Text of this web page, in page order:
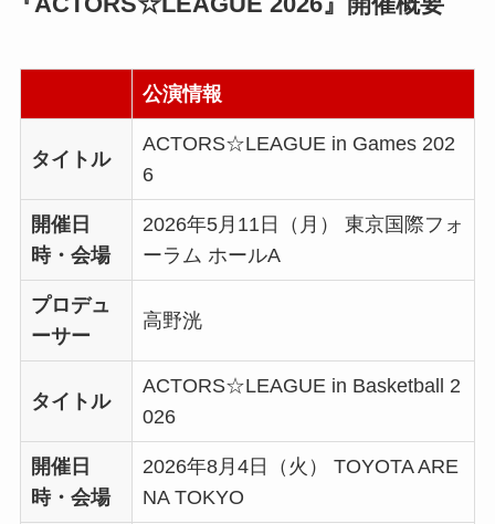
公演情報
タイトル
ACTORS☆LEAGUE in Games 202
6
開催日
時・会場
2026年5月11日（月） 東京国際フォ
ーラム ホールA
プロデュ
ーサー
高野洸
タイトル
ACTORS☆LEAGUE in Basketball 2
026
開催日
時・会場
2026年8月4日（火） TOYOTA ARE
NA TOKYO